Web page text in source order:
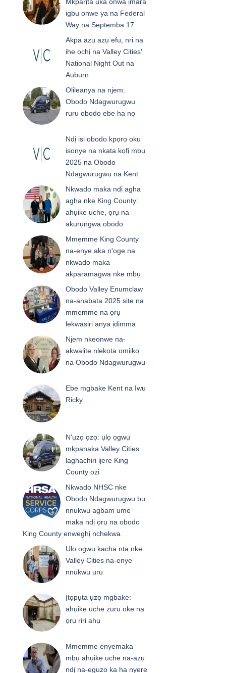
Mkparịta ụka ọnwa ịmara
igbu onwe ya na Federal
Way na Septemba 17
Akpa azụ azụ efu, nri na
ihe ọchị na Valley Cities'
National Night Out na
Auburn
Olileanya na njem:
Obodo Ndagwurugwu
ruru obodo ebe ha nọ
Ndị isi obodo kpọrọ oku
isonye na nkata kọfị mbụ
2025 na Obodo
Ndagwurugwu na Kent
Nkwado maka ndị agha
agha nke King County:
ahụike uche, ọrụ na
akụrụngwa obodo
Mmemme King County
na-enye aka n'oge na
nkwado maka
akparamagwa nke mbụ
Obodo Valley Enumclaw
na-anabata 2025 site na
mmemme na ọrụ
lekwasịrị anya ịdịmma
Njem nkeonwe na-
akwalite nlekọta ọmịiko
na Obodo Ndagwurugwu
Ebe mgbake Kent na Iwu
Ricky
N'ụzọ ọzọ: ụlọ ọgwụ
mkpanaka Valley Cities
laghachiri ijere King
County ozi
Nkwado NHSC nke
Obodo Ndagwurugwu bụ
nnukwu agbam ume
maka ndị ọrụ na obodo
King County enweghị nchekwa
Ụlọ ọgwụ kacha nta nke
Valley Cities na-enye
nnukwu uru
Ịtọpụta ụzọ mgbake:
ahụike uche zuru oke na
ọrụ riri ahụ
Mmemme enyemaka
mbụ ahụike uche na-azụ
ndị na-eguzo ka ha nyere